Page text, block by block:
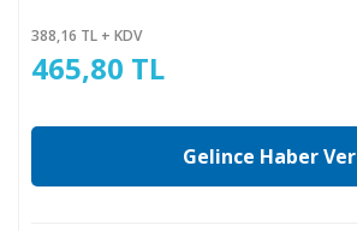
388,16 TL + KDV
465,80 TL
Gelince Haber Ver